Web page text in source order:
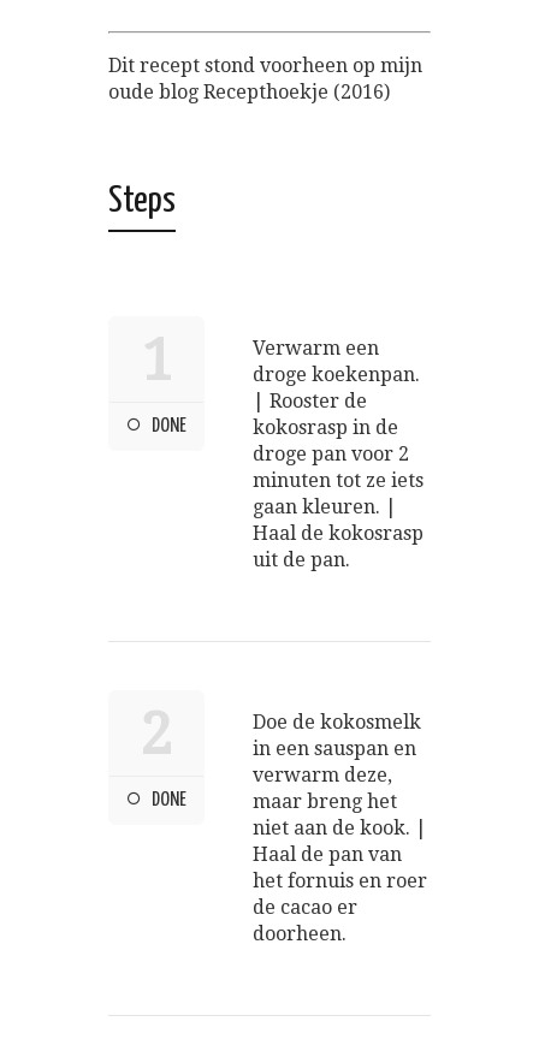
Dit recept stond voorheen op mijn
oude blog Recepthoekje (2016)
Steps
1
DONE
Verwarm een
droge koekenpan.
| Rooster de
kokosrasp in de
droge pan voor 2
minuten tot ze iets
gaan kleuren. |
Haal de kokosrasp
uit de pan.
2
DONE
Doe de kokosmelk
in een sauspan en
verwarm deze,
maar breng het
niet aan de kook. |
Haal de pan van
het fornuis en roer
de cacao er
doorheen.